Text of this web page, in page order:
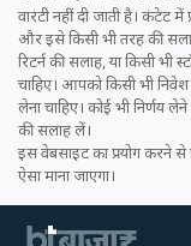
वारंटी नहीं दी जाती है। कंटेट
और इसे किसी भी तरह की
रिटर्न की सलाह, या किसी भी
चाहिए। आपको किसी भी निवेश
लेना चाहिए। कोई भी निर्णय
की सलाह लें।
इस वेबसाइट का प्रयोग करने
ऐसा माना जाएगा।